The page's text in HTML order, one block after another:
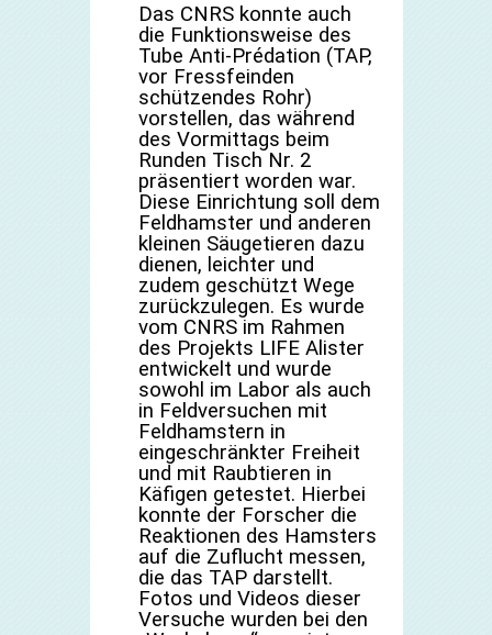
Das CNRS konnte auch
die Funktionsweise des
Tube Anti-Prédation (TAP,
vor Fressfeinden
schützendes Rohr)
vorstellen, das während
des Vormittags beim
Runden Tisch Nr. 2
präsentiert worden war.
Diese Einrichtung soll dem
Feldhamster und anderen
kleinen Säugetieren dazu
dienen, leichter und
zudem geschützt Wege
zurückzulegen. Es wurde
vom CNRS im Rahmen
des Projekts LIFE Alister
entwickelt und wurde
sowohl im Labor als auch
in Feldversuchen mit
Feldhamstern in
eingeschränkter Freiheit
und mit Raubtieren in
Käfigen getestet. Hierbei
konnte der Forscher die
Reaktionen des Hamsters
auf die Zuflucht messen,
die das TAP darstellt.
Fotos und Videos dieser
Versuche wurden bei den